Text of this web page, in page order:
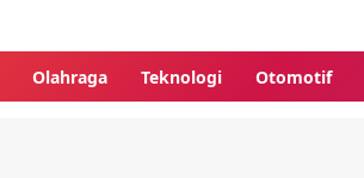
Olahraga Teknologi Otomotif